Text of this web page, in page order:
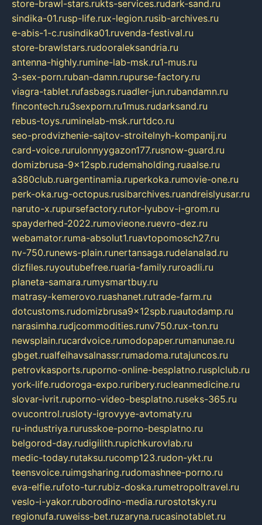
store-brawl-stars.rukts-services.rudark-sand.ru
sindika-01.rusp-life.rux-legion.rusib-archives.ru
e-abis-1-c.rusindika01.ruvenda-festival.ru
store-brawlstars.rudooraleksandria.ru
antenna-highly.rumine-lab-msk.ru1-mus.ru
3-sex-porn.ruban-damn.rupurse-factory.ru
viagra-tablet.rufasbags.ruadler-jun.rubandamn.ru
fincontech.ru3sexporn.ru1mus.rudarksand.ru
rebus-toys.ruminelab-msk.rurtdco.ru
seo-prodvizhenie-sajtov-stroitelnyh-kompanij.ru
card-voice.rurulonnyygazon177.rusnow-guard.ru
domizbrusa-9x12spb.rudemaholding.ruaalse.ru
a380club.ruargentinamia.ruperkoka.rumovie-one.ru
perk-oka.rug-octopus.rusibarchives.ruandreislyusar.ru
naruto-x.rupursefactory.rutor-lyubov-i-grom.ru
spayderhed-2022.rumovieone.ruevro-dez.ru
webamator.ruma-absolut1.ruavtopomosch27.ru
nv-750.runews-plain.runertansaga.rudelanalad.ru
dizfiles.ruyoutubefree.ruaria-family.ruroadli.ru
planeta-samara.rumysmartbuy.ru
matrasy-kemerovo.ruashanet.rutrade-farm.ru
dotcustoms.rudomizbrusa9x12spb.ruautodamp.ru
narasimha.rudjcommodities.runv750.rux-ton.ru
newsplain.rucardvoice.rumodopaper.rumanunae.ru
gbget.rualfeihavsalnassr.rumadoma.rutajuncos.ru
petrovkasports.ruporno-online-besplatno.rusplclub.ru
york-life.rudoroga-expo.ruribery.rucleanmedicine.ru
slovar-ivrit.ruporno-video-besplatno.ruseks-365.ru
ovucontrol.rusloty-igrovyye-avtomaty.ru
ru-industriya.rurusskoe-porno-besplatno.ru
belgorod-day.rudigilith.rupichkurovlab.ru
medic-today.rutaksu.rucomp123.rudon-ykt.ru
teensvoice.ruimgsharing.rudomashnee-porno.ru
eva-elfie.rufoto-tur.rubiz-doska.rumetropoltravel.ru
veslo-i-yakor.ruborodino-media.rurostotsky.ru
regionufa.ruweiss-bet.ruzaryna.rucasinotablet.ru